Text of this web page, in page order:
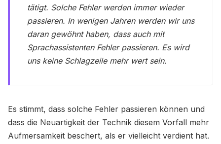
tätigt. Solche Fehler werden immer wieder
passieren. In wenigen Jahren werden wir uns
daran gewöhnt haben, dass auch mit
Sprachassistenten Fehler passieren. Es wird
uns keine Schlagzeile mehr wert sein.
Es stimmt, dass solche Fehler passieren können und
dass die Neuartigkeit der Technik diesem Vorfall mehr
Aufmersamkeit beschert, als er vielleicht verdient hat.